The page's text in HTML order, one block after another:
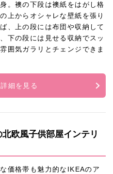
。襖の下段は襖紙をはがし格
上からオシャレな壁紙を張り
、上の段には布団や収納して
下の段には見せる収納でスッ
囲気ガラリとチェンジできま
細を見る
欧風子供部屋インテリ
価格帯も魅力的なIKEAのア